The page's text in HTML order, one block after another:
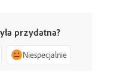
przydatna?
Niespecjalnie